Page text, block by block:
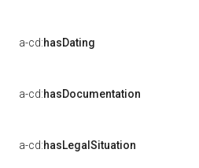
a-cd:hasDating
a-cd:hasDocumentation
a-cd:hasLegalSituation